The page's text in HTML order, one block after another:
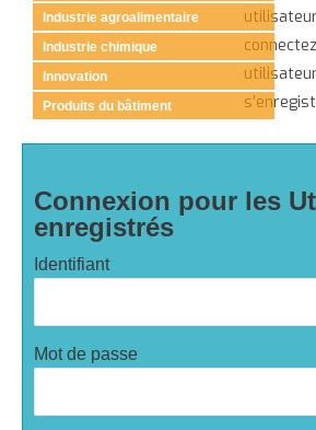
Industrie agroalimentaire
Industrie chimique
Innovation
Produits du bâtiment
Connexion pour les
enregistrés
Identifiant
Mot de passe